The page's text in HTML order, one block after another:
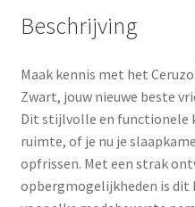
Beschrijving
Maak kennis met het
Zwart, jouw nieuwe beste
Dit stijlvolle en functionele
ruimte, of je nu je
opfrissen. Met een strak
opbergmogelijkheden is dit